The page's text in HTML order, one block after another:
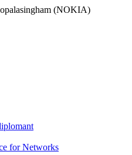
(NOKIA)
for Networks